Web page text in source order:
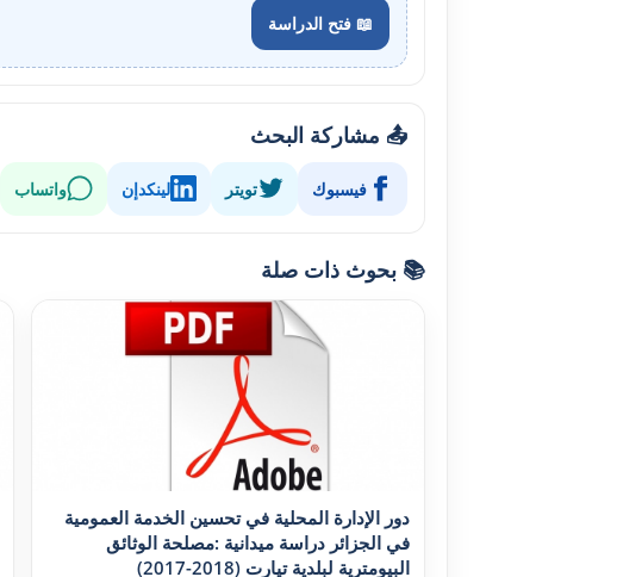
📖 فتح الدراسة
📤 مشاركة البحث
فيسبوك تويتر لينكدإن واتساب
📚 بحوث ذات صلة
دور الإدارة المحلية في تحسين الخدمة العمومية
في الجزائر دراسة ميدانية :مصلحة الوثائق
البيومترية لبلدية تيارت (2018-2017)